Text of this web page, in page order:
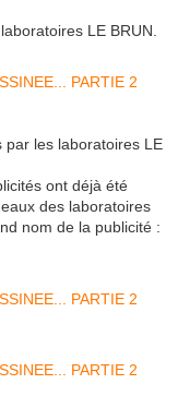
LE BRUN.
par les laboratoires LE
ont déjà été
des laboratoires
nom de la publicité :